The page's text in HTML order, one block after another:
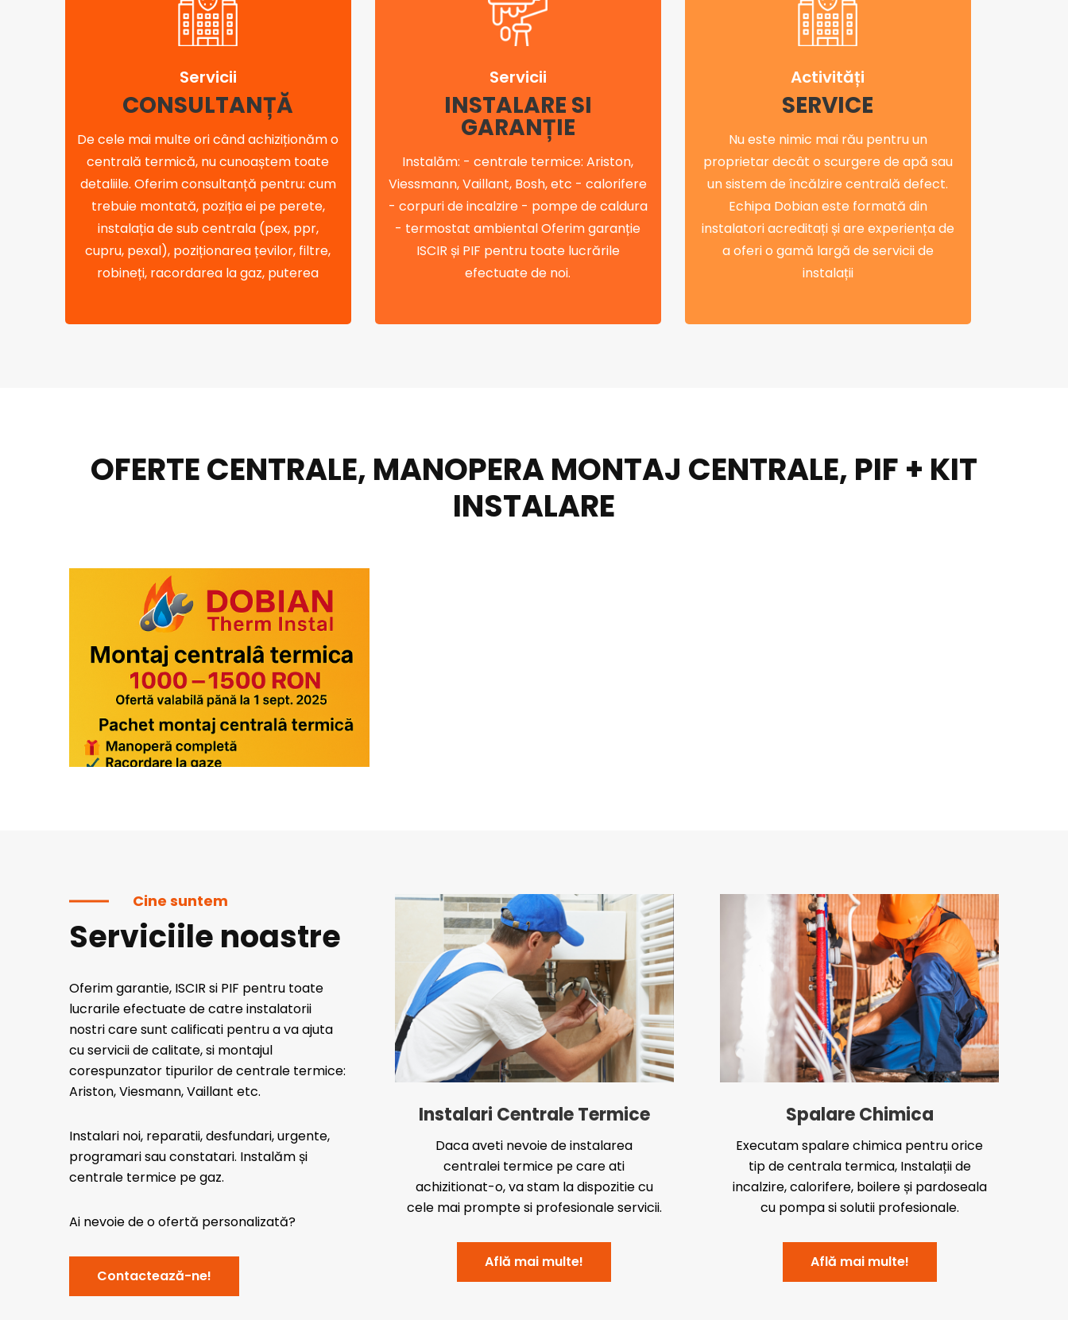
Servicii
CONSULTANȚĂ
De cele mai multe ori când achiziționăm o
centrală termică, nu cunoaștem toate
detaliile. Oferim consultanță pentru: cum
trebuie montată, poziția ei pe perete,
instalația de sub centrala (pex, ppr,
cupru, pexal), poziționarea țevilor, filtre,
robineți, racordarea la gaz, puterea
Servicii
INSTALARE SI
GARANȚIE
Instalăm: - centrale termice: Ariston,
Viessmann, Vaillant, Bosh, etc - calorifere
- corpuri de incalzire - pompe de caldura
- termostat ambiental Oferim garanție
ISCIR și PIF pentru toate lucrările
efectuate de noi.
Activități
SERVICE
Nu este nimic mai rău pentru un
proprietar decât o scurgere de apă sau
un sistem de încălzire centrală defect.
Echipa Dobian este formată din
instalatori acreditați și are experiența de
a oferi o gamă largă de servicii de
instalații
OFERTE CENTRALE, MANOPERA MONTAJ CENTRALE, PIF + KIT
INSTALARE
Cine suntem
Serviciile noastre
Oferim garantie, ISCIR si PIF pentru toate
lucrarile efectuate de catre instalatorii
nostri care sunt calificati pentru a va ajuta
cu servicii de calitate, si montajul
corespunzator tipurilor de centrale termice:
Ariston, Viesmann, Vaillant etc.
Instalari noi, reparatii, desfundari, urgente,
programari sau constatari. Instalăm și
centrale termice pe gaz.
Ai nevoie de o ofertă personalizată?
Contactează-ne!
Instalari Centrale Termice
Daca aveti nevoie de instalarea
centralei termice pe care ati
achizitionat-o, va stam la dispozitie cu
cele mai prompte si profesionale servicii.
Află mai multe!
Spalare Chimica
Executam spalare chimica pentru orice
tip de centrala termica, Instalații de
incalzire, calorifere, boilere și pardoseala
cu pompa si solutii profesionale.
Află mai multe!